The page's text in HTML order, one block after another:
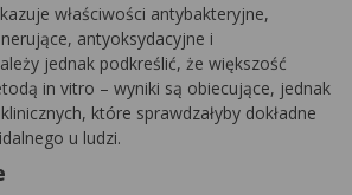
właściwości antybakteryjne,
antyoksydacyjne i
jednak podkreślić, że większość
in vitro – wyniki są obiecujące, jednak
które sprawdzałyby dokładne
u ludzi.